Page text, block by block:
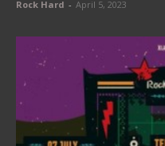
Rock Hard - April 5, 2023